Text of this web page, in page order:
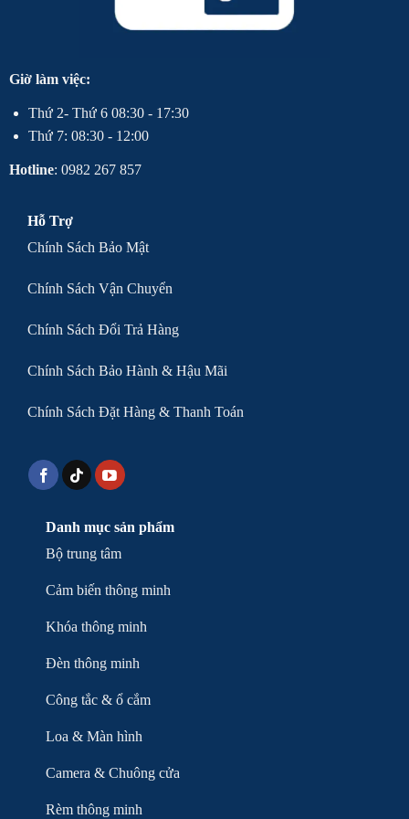
Giờ làm việc:
Thứ 2- Thứ 6 08:30 - 17:30
Thứ 7: 08:30 - 12:00
Hotline: 0982 267 857
Hỗ Trợ
Chính Sách Bảo Mật
Chính Sách Vận Chuyển
Chính Sách Đổi Trả Hàng
Chính Sách Bảo Hành & Hậu Mãi
Chính Sách Đặt Hàng & Thanh Toán
Danh mục sản phẩm
Bộ trung tâm
Cảm biến thông minh
Khóa thông minh
Đèn thông minh
Công tắc & ổ cắm
Loa & Màn hình
Camera & Chuông cửa
Rèm thông minh